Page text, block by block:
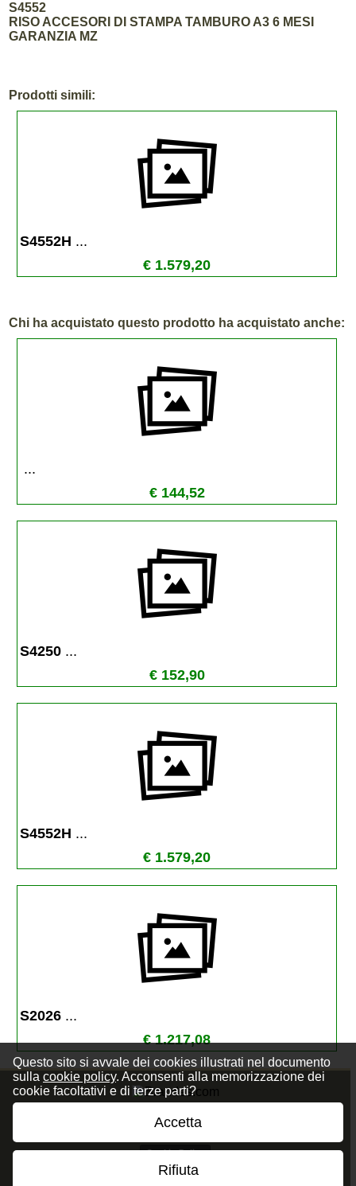
Questo sito si avvale dei cookies illustrati nel documento
sulla cookie policy. Acconsenti alla memorizzazione dei
cookie facoltativi e di terze parti?
Accetta
Rifiuta
S4552
RISO ACCESORI DI STAMPA TAMBURO A3 6 MESI
GARANZIA MZ
Prodotti simili:
S4552H ...
€ 1.579,20
Chi ha acquistato questo prodotto ha acquistato anche:
...
€ 144,52
S4250 ...
€ 152,90
S4552H ...
€ 1.579,20
S2026 ...
€ 1.217,08
Privacy Policy
Cookie Policy